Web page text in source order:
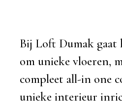
Bij Loft Dumak gaat
om unieke vloeren,
compleet all-in one
unieke interieur